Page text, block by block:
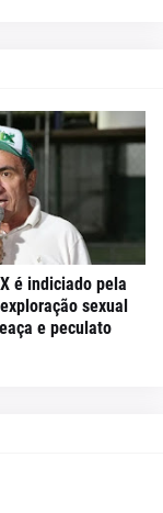
é indiciado pela
sexual
e peculato